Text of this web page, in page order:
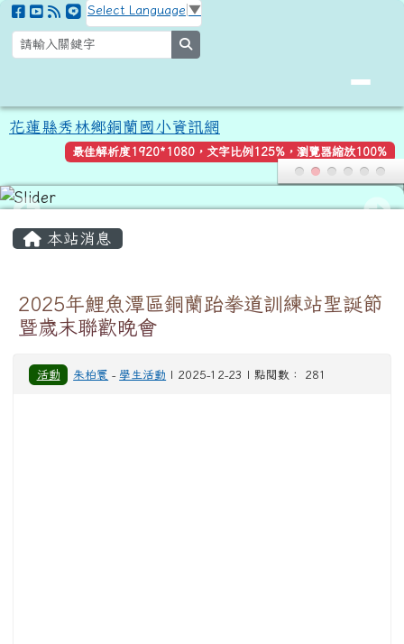
跳至主內容區
花蓮縣秀林鄉銅蘭國小資訊網
Select Language ▼
花蓮縣秀林鄉銅蘭國小資訊網
最佳解析度1920*1080，文字比例125%，瀏覽器縮放100%
本站消息
2025年鯉魚潭區銅蘭跆拳道訓練站聖誕節
暨歲末聯歡晚會
活動 朱柏寰 - 學生活動 | 2025-12-23 | 點閱數： 281